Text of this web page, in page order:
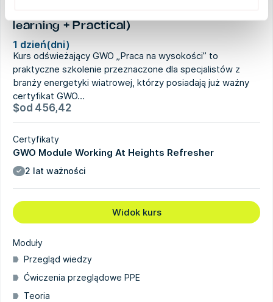
learning + Practical)
1 dzień(dni)
Kurs odświeżający GWO „Praca na wysokości” to
praktyczne szkolenie przeznaczone dla specjalistów z
branży energetyki wiatrowej, którzy posiadają już ważny
certyfikat GWO…
$od 456,42
Certyfikaty
GWO Module Working At Heights Refresher
2 lat ważności
Widok kurs
Moduły
Przegląd wiedzy
Ćwiczenia przeglądowe PPE
Teoria